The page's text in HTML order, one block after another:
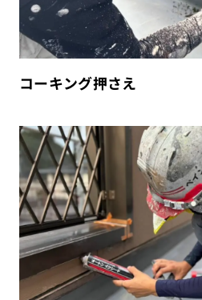
コーキング押さえ